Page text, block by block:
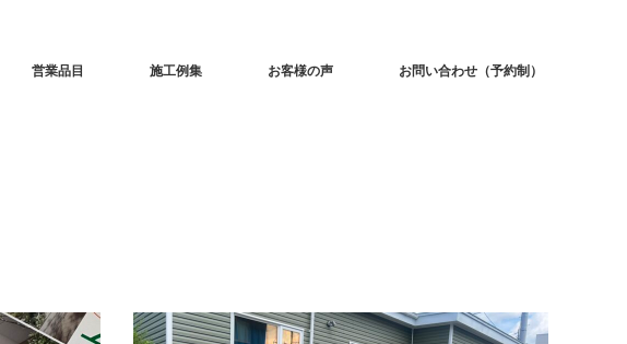
営業品目 施工例集 お客様の声 お問い合わせ（予約制）